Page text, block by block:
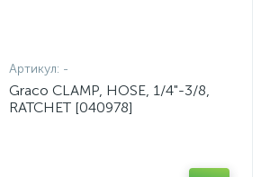
Артикул: -
Graco CLAMP, HOSE, 1/4"-3/8,
RATCHET [040978]